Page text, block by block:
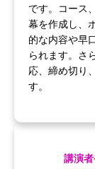
です。コース
幕を作成し、
的な内容や早
られます。さ
応、締め切り
す。
講演